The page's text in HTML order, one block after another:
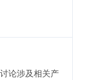
论涉及相关产